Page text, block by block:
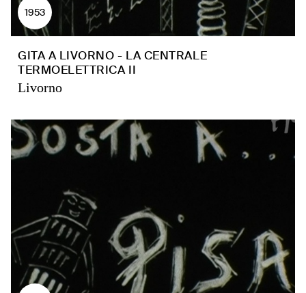
1953
GITA A LIVORNO - LA CENTRALE
TERMOELETTRICA II
Livorno